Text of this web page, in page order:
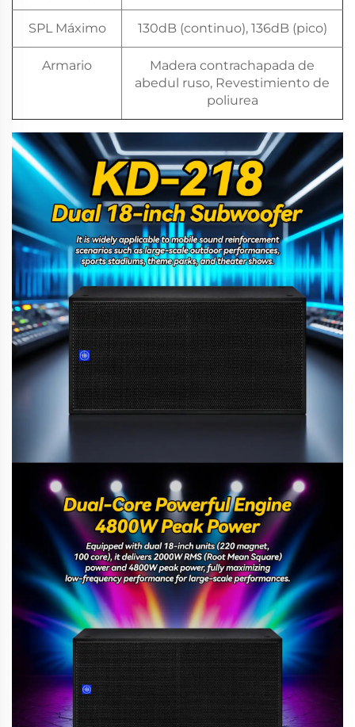
SPL Máximo 130dB (continuo), 136dB (pico)
Armario
Madera contrachapada de
abedul ruso, Revestimiento de
poliurea